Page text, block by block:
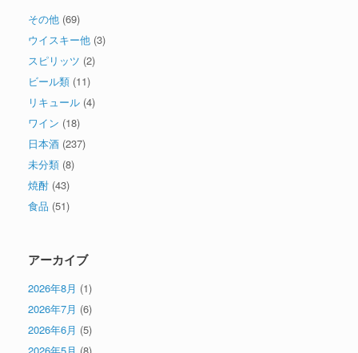
その他 (69)
ウイスキー他 (3)
スピリッツ (2)
ビール類 (11)
リキュール (4)
ワイン (18)
日本酒 (237)
未分類 (8)
焼酎 (43)
食品 (51)
アーカイブ
2026年8月 (1)
2026年7月 (6)
2026年6月 (5)